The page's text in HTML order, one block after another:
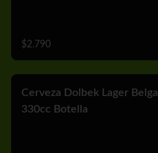
$2.790
Cerveza Dolbek Lager Belga
330cc Botella